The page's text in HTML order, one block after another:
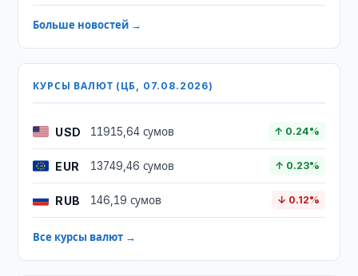
Больше новостей →
КУРСЫ ВАЛЮТ (ЦБ, 07.08.2026)
USD 11915,64 сумов ↑ 0.24%
EUR 13749,46 сумов ↑ 0.23%
RUB 146,19 сумов ↓ 0.12%
Все курсы валют →